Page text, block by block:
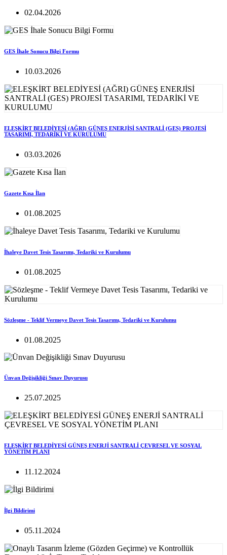
02.04.2026
GES İhale Sonucu Bilgi Formu
10.03.2026
ELEŞKİRT BELEDİYESİ (AĞRI) GÜNEŞ ENERJİSİ SANTRALİ (GES) PROJESİ
TASARIMI, TEDARİKİ VE KURULUMU
03.03.2026
Gazete Kısa İlan
01.08.2025
İhaleye Davet Tesis Tasarımı, Tedariki ve Kurulumu
01.08.2025
Sözleşme - Teklif Vermeye Davet Tesis Tasarımı, Tedariki ve Kurulumu
01.08.2025
Ünvan Değişikliği Sınav Duyurusu
25.07.2025
ELEŞKİRT BELEDİYESİ GÜNEŞ ENERJİ SANTRALİ ÇEVRESEL VE SOSYAL
YÖNETİM PLANI
11.12.2024
İlgi Bildirimi
05.11.2024